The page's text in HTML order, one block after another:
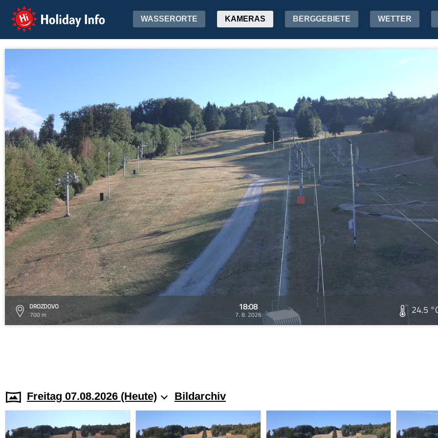
Holiday Info WASSERORTE KAMERAS BERGGEBIETE WETTER
DROZDOVO
700 m
18:08
7. 8. 2026 24.5
Freitag 07.08.2026 (Heute) Bildarchiv